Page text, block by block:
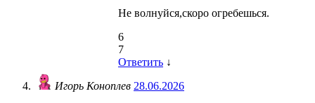
Не волнуйся,скоро огребешься.
6
7
Ответить ↓
Игорь Коноплев 28.06.2026